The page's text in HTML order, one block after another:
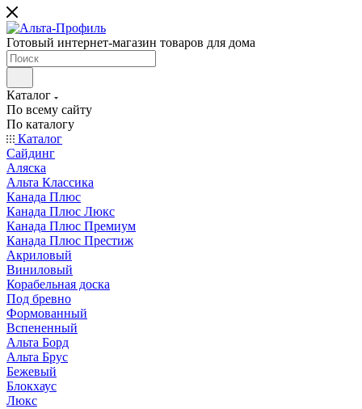
Готовый интернет-магазин товаров для дома
Каталог
По всему сайту
По каталогу
Каталог
Сайдинг
Аляска
Альта Классика
Канада Плюс
Канада Плюс Люкс
Канада Плюс Премиум
Канада Плюс Престиж
Акриловый
Виниловый
Корабельная доска
Под бревно
Формованный
Вспененный
Альта Борд
Альта Брус
Бежевый
Блокхаус
Люкс